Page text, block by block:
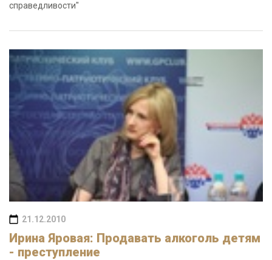
справедливости"
21.12.2010
Ирина Яровая: Продавать алкоголь детям
- преступление